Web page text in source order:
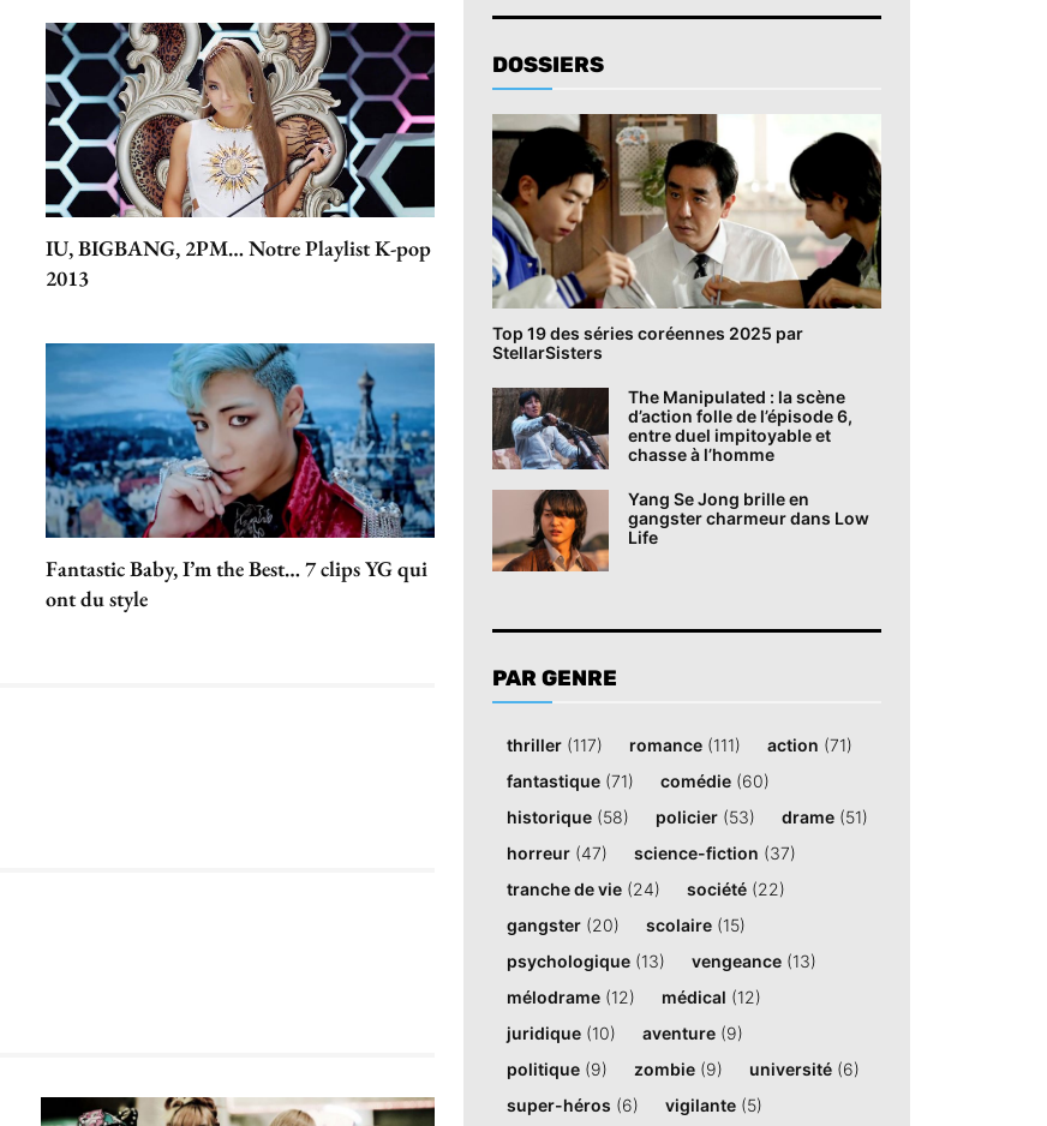
IU, BIGBANG, 2PM… Notre Playlist K-pop
2013
Fantastic Baby, I’m the Best… 7 clips YG qui
ont du style
DOSSIERS
Top 19 des séries coréennes 2025 par
StellarSisters
The Manipulated : la scène
d’action folle de l’épisode 6,
entre duel impitoyable et
chasse à l’homme
Yang Se Jong brille en
gangster charmeur dans Low
Life
PAR GENRE
thriller (117) romance (111) action (71)
fantastique (71) comédie (60)
historique (58) policier (53) drame (51)
horreur (47) science-fiction (37)
tranche de vie (24) société (22)
gangster (20) scolaire (15)
psychologique (13) vengeance (13)
mélodrame (12) médical (12)
juridique (10) aventure (9)
politique (9) zombie (9) université (6)
super-héros (6) vigilante (5)